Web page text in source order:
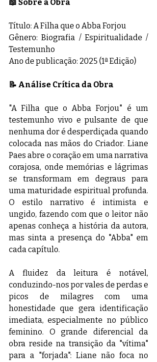
📖 Sobre a Obra
Título: A Filha que o Abba Forjou
Gênero: Biografia / Espiritualidade /
Testemunho
Ano de publicação: 2025 (1ª Edição)
📝 Análise Crítica da Obra
"A Filha que o Abba Forjou" é um
testemunho vivo e pulsante de que
nenhuma dor é desperdiçada quando
colocada nas mãos do Criador. Liane
Paes abre o coração em uma narrativa
corajosa, onde memórias e lágrimas
se transformam em degraus para
uma maturidade espiritual profunda.
O estilo narrativo é intimista e
ungido, fazendo com que o leitor não
apenas conheça a história da autora,
mas sinta a presença do "Abba" em
cada capítulo.
A fluidez da leitura é notável,
conduzindo-nos por vales de perdas e
picos de milagres com uma
honestidade que gera identificação
imediata, especialmente no público
feminino. O grande diferencial da
obra reside na transição da "vítima"
para a "forjada": Liane não foca no